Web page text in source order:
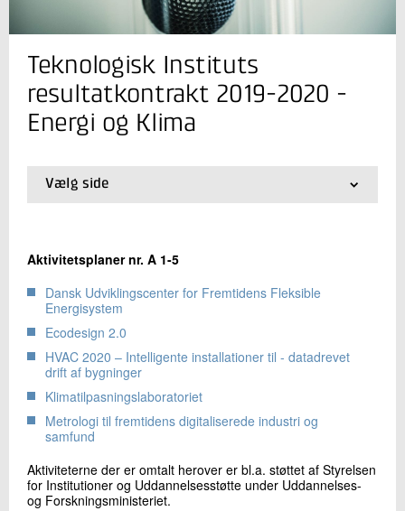
Jeg er din kontaktperson
Andras Splidt
Koncernadvokat
Jura og Compliance
+45 72 20 20 06
Send e-mail
Skriv til mig
Teknologisk Instituts
resultatkontrakt 2019-2020 -
Energi og Klima
Vælg side
01.Introduktion til aktiviteter
04.Life Science/Miljøteknologi
05.
Produktion
06.Byggeri og Anlæg
DMRI
08.AgroTech (Bioressourcer og Landbrug og
Digitalisering)
09. Erhvervsudvikling
Aktivitetsplaner nr. A 1-5
Dansk Udviklingscenter for Fremtidens Fleksible
Energisystem
Ecodesign 2.0
HVAC 2020 – Intelligente installationer til - datadrevet
drift af bygninger
Klimatilpasningslaboratoriet
Metrologi til fremtidens digitaliserede industri og
samfund
Aktiviteterne der er omtalt herover er bl.a. støttet af Styrelsen
for Institutioner og Uddannelsesstøtte under Uddannelses-
og Forskningsministeriet.